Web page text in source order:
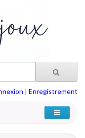
| Enregistrement